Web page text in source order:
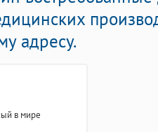
адресу.
в мире